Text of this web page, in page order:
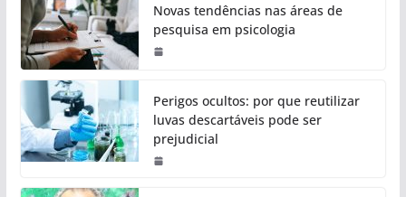
Novas tendências nas áreas de
pesquisa em psicologia
Perigos ocultos: por que reutilizar
luvas descartáveis pode ser
prejudicial